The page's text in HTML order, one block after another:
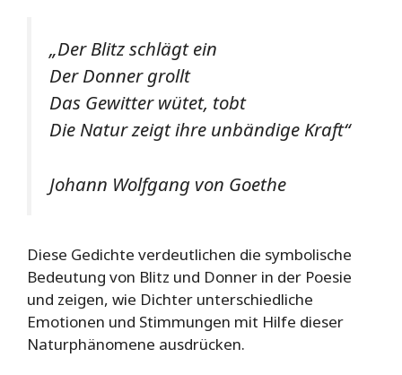
„Der Blitz schlägt ein
Der Donner grollt
Das Gewitter wütet, tobt
Die Natur zeigt ihre unbändige Kraft“
Johann Wolfgang von Goethe
Diese Gedichte verdeutlichen die symbolische
Bedeutung von Blitz und Donner in der Poesie
und zeigen, wie Dichter unterschiedliche
Emotionen und Stimmungen mit Hilfe dieser
Naturphänomene ausdrücken.